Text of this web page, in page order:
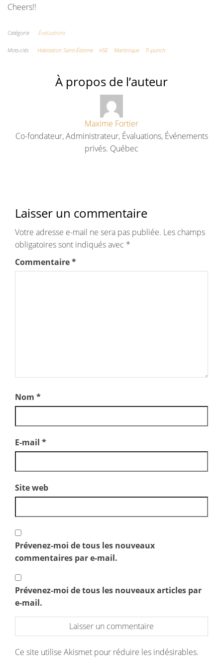
Cheers!!
Catégorie Évaluations
Mots-clés Habitation Saint-Étienne HSE Martinique Ti-punch
À propos de l’auteur
Maxime Fortier
Co-fondateur, Administrateur, Évaluations, Événements
privés. Québec
Laisser un commentaire
Votre adresse e-mail ne sera pas publiée. Les champs
obligatoires sont indiqués avec *
Commentaire*
Nom *
E-mail *
Site web
Prévenez-moi de tous les nouveaux
commentaires par e-mail.
Prévenez-moi de tous les nouveaux articles par
e-mail.
Ce site utilise Akismet pour réduire les indésirables.